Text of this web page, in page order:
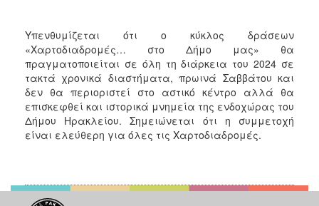
Υπενθυμίζεται ότι ο κύκλος δράσεων
«Χαρτοδιαδρομές… στο Δήμο μας» θα
πραγματοποιείται σε όλη τη διάρκεια του 2024 σε
τακτά χρονικά διαστήματα, πρωινά Σαββάτου και
δεν θα περιοριστεί στο αστικό κέντρο αλλά θα
επισκεφθεί και ιστορικά μνημεία της ενδοχώρας του
Δήμου Ηρακλείου. Σημειώνεται ότι η συμμετοχή
είναι ελεύθερη για όλες τις Χαρτοδιαδρομές.